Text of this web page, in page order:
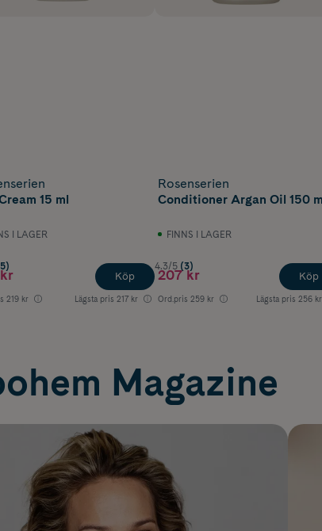
15 ml
I LAGER
219 kr Lägsta pris 217 kr
Köp
Rosenserien
Conditioner Argan Oil 150
FINNS I LAGER
4.3/5 (3)
207 kr
Ord.pris 259 kr Lägsta pris 256 kr
Köp
Magazine